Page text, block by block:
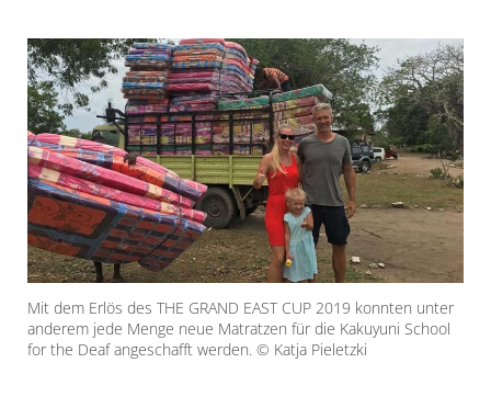
Mit dem Erlös des THE GRAND EAST CUP 2019 konnten unter
anderem jede Menge neue Matratzen für die Kakuyuni School
for the Deaf angeschafft werden. © Katja Pieletzki